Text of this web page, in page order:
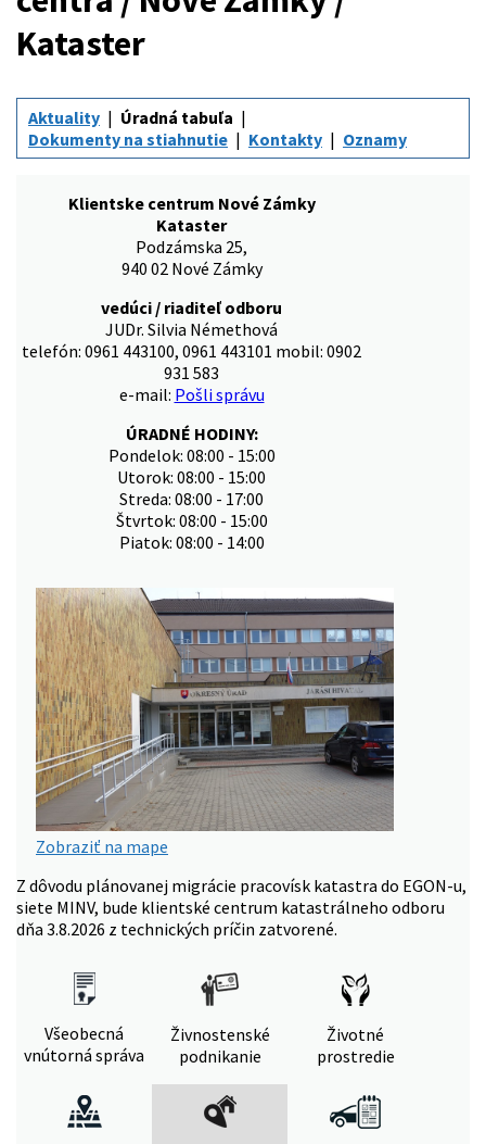
Kataster
Aktuality
Úradná tabuľa
Dokumenty na stiahnutie
Kontakty Oznamy
Klientske centrum Nové Zámky
Kataster
Podzámska 25,
940 02 Nové Zámky
vedúci / riaditeľ odboru
JUDr. Silvia Némethová
telefón: 0961 443100, 0961 443101 mobil: 0902
931 583
e-mail: Pošli správu
ÚRADNÉ HODINY:
Pondelok: 08:00 - 15:00
Utorok: 08:00 - 15:00
Streda: 08:00 - 17:00
Štvrtok: 08:00 - 15:00
Piatok: 08:00 - 14:00
Zobraziť na mape
Z dôvodu plánovanej migrácie pracovísk katastra do EGON-u,
siete MINV, bude klientské centrum katastrálneho odboru
dňa 3.8.2026 z technických príčin zatvorené.
Všeobecná
vnútorná správa
Živnostenské
podnikanie
Životné
prostredie